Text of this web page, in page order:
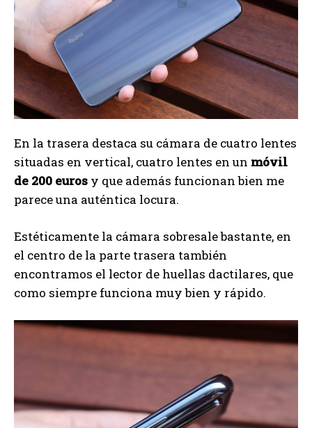
En la trasera destaca su cámara de cuatro lentes
situadas en vertical, cuatro lentes en un móvil
de 200 euros y que además funcionan bien me
parece una auténtica locura.
Estéticamente la cámara sobresale bastante, en
el centro de la parte trasera también
encontramos el lector de huellas dactilares, que
como siempre funciona muy bien y rápido.